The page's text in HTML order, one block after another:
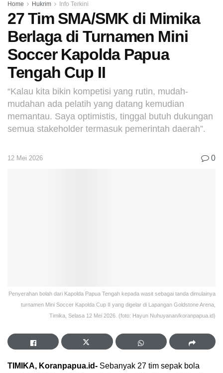
Home Hukrim Info Terkini
27 Tim SMA/SMK di Mimika
Berlaga di Turnamen Mini
Soccer Kapolda Papua
Tengah Cup II
“Kalau kita bikin kompetisi yang rutin, mudah-
mudahan ada pelatih yang datang kemudian
memantau. Saya optimistis, tinggal butuh dukungan
semua stakeholder termasuk pemerintah daerah”.
12 Mei 2026 0
Penyerahan bolah dari Kapolda Papua Tengah kepada wasit sebagai tanda dimulainya
turnamen Mini Soccer Kapolda Cup II yang digelar di Lapangan Goldstone Arena,
Timika, Selasa 12 Mei 2026. (foto: Hayun Nuhuyanan/koranpapua.id)
TIMIKA, Koranpapua.id- Sebanyak 27 tim sepak bola